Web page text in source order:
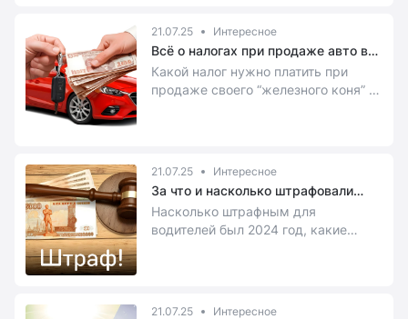
21.07.25 Интересное
Всё о налогах при продаже авто в
2024 году
Какой налог нужно платить при
продаже своего “железного коня” и
21.07.25 Интересное
За что и насколько штрафовали
водителей в 2024 году
Насколько штрафным для
водителей был 2024 год, какие
21.07.25 Интересное